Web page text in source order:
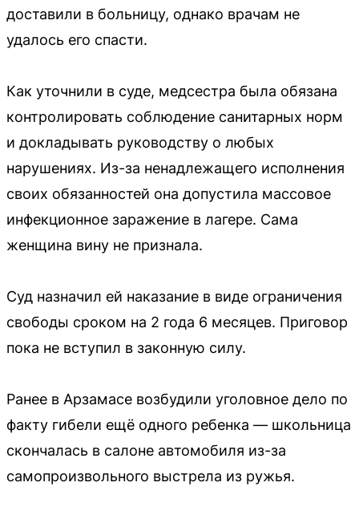
доставили в больницу, однако врачам не
удалось его спасти.
Как уточнили в суде, медсестра была обязана
контролировать соблюдение санитарных норм
и докладывать руководству о любых
нарушениях. Из-за ненадлежащего исполнения
своих обязанностей она допустила массовое
инфекционное заражение в лагере. Сама
женщина вину не признала.
Суд назначил ей наказание в виде ограничения
свободы сроком на 2 года 6 месяцев. Приговор
пока не вступил в законную силу.
Ранее в Арзамасе возбудили уголовное дело по
факту гибели ещё одного ребенка — школьница
скончалась в салоне автомобиля из-за
самопроизвольного выстрела из ружья.